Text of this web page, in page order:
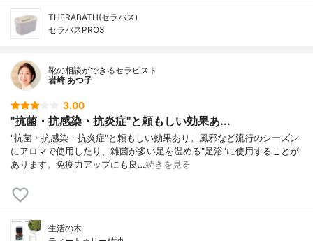
THERABATH(セラバス)
セラバスPRO3
靴の相談ができるセラピスト
岩崎 あつ子
3.00
"抗菌・抗感染・抗炎症"と頼もしい効果あ...
"抗菌・抗感染・抗炎症"と頼もしい効果あり。風邪など流行のシーズン
にアロマで使用したり、雑菌が多い足を温める"足浴"に使用することが
あります。免疫力アップにも良…続きを見る
生活の木